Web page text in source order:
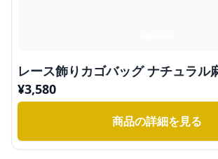
レース飾りカゴバッグ ナチュラル
¥3,580
商品の詳細を見る